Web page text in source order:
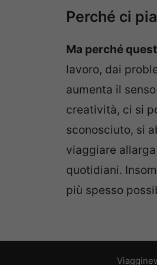
Perché ci
Ma perché
lavoro, dai
aumenta il
creatività, ci si
sconosciuto, si
viaggiare
quotidiani.
più spesso